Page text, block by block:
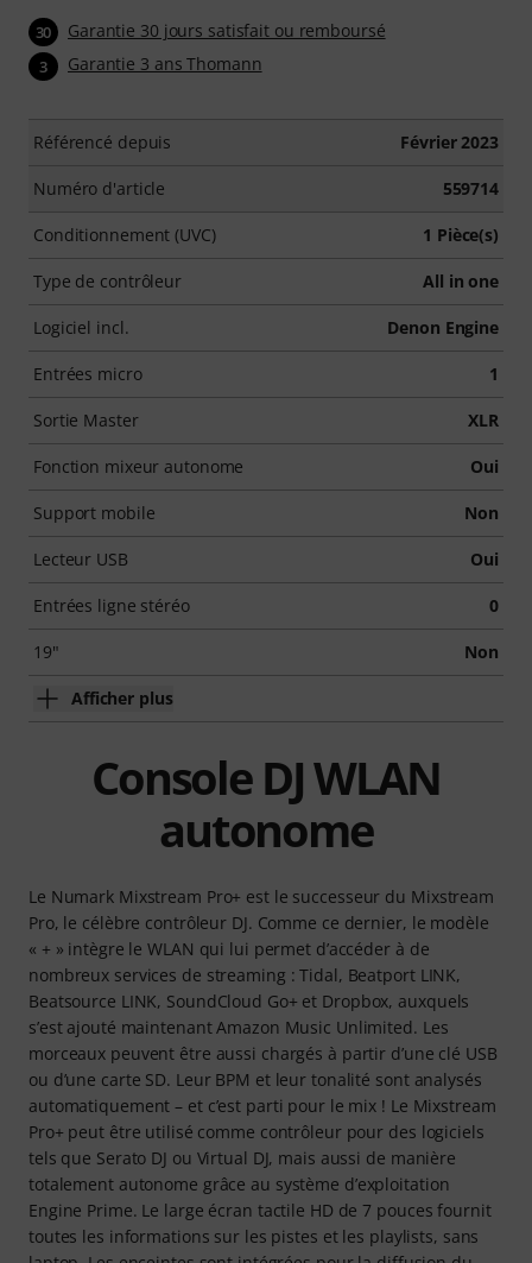
30 Garantie 30 jours satisfait ou remboursé
3 Garantie 3 ans Thomann
Référencé depuis Février 2023
Numéro d'article 559714
Conditionnement (UVC) 1 Pièce(s)
Type de contrôleur All in one
Logiciel incl. Denon Engine
Entrées micro 1
Sortie Master XLR
Fonction mixeur autonome Oui
Support mobile Non
Lecteur USB Oui
Entrées ligne stéréo 0
19" Non
Afficher plus
Console DJ WLAN
autonome
Le Numark Mixstream Pro+ est le successeur du Mixstream
Pro, le célèbre contrôleur DJ. Comme ce dernier, le modèle
« + » intègre le WLAN qui lui permet d’accéder à de
nombreux services de streaming : Tidal, Beatport LINK,
Beatsource LINK, SoundCloud Go+ et Dropbox, auxquels
s’est ajouté maintenant Amazon Music Unlimited. Les
morceaux peuvent être aussi chargés à partir d’une clé USB
ou d’une carte SD. Leur BPM et leur tonalité sont analysés
automatiquement – et c’est parti pour le mix ! Le Mixstream
Pro+ peut être utilisé comme contrôleur pour des logiciels
tels que Serato DJ ou Virtual DJ, mais aussi de manière
totalement autonome grâce au système d’exploitation
Engine Prime. Le large écran tactile HD de 7 pouces fournit
toutes les informations sur les pistes et les playlists, sans